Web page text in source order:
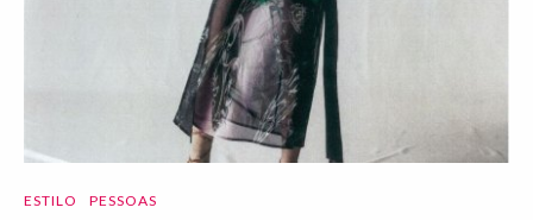
ESTILO PESSOAS